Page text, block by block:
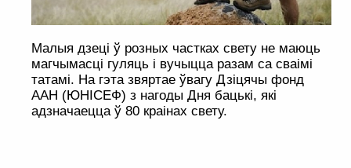
Малыя дзеці ў розных частках свету не маюць
магчымасці гуляць і вучыцца разам са сваімі
татамі. На гэта звяртае ўвагу Дзіцячы фонд
ААН (ЮНІСЕФ) з нагоды Дня бацькі, які
адзначаецца ў 80 краінах свету.